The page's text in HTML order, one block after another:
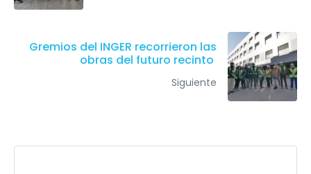
Gremios del INGER recorrieron las
obras del futuro recinto
Siguiente